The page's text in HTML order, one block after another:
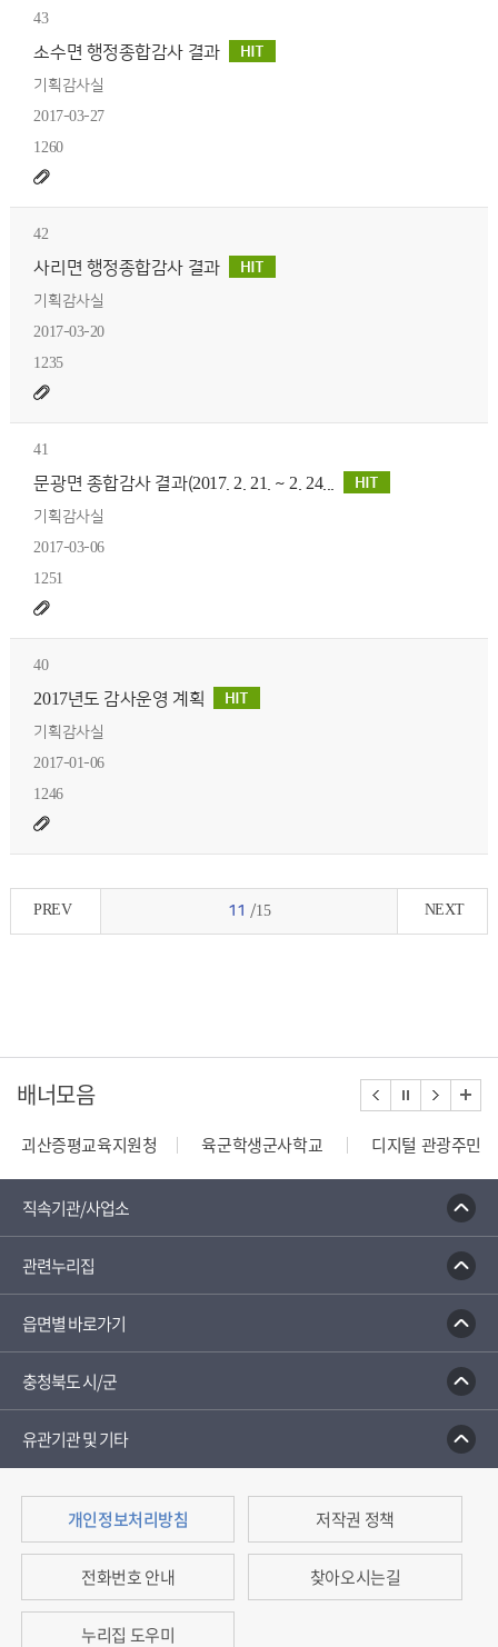
43
소수면 행정종합감사 결과
기획감사실
2017-03-27
1260
42
사리면 행정종합감사 결과
기획감사실
2017-03-20
1235
41
문광면 종합감사 결과(2017. 2. 21. ~ 2. 24...
기획감사실
2017-03-06
1251
40
2017년도 감사운영 계획
기획감사실
2017-01-06
1246
PREV 11 /15 NEXT
배너모음
괴산증평교육지원청 육군학생군사학교
디지털 관광주민증
직속기관/사업소
관련누리집
읍면별 바로가기
충청북도 시/군
유관기관 및 기타
개인정보처리방침 저작권 정책
전화번호 안내 찾아오시는길
누리집 도우미